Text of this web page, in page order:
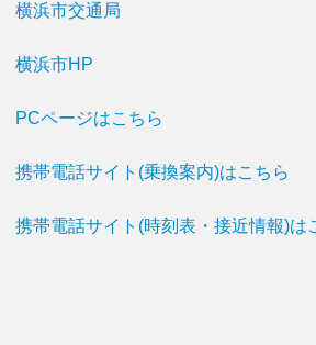
横浜市交通局
横浜市HP
PCページはこちら
携帯電話サイト(乗換案内)はこちら
携帯電話サイト(時刻表・接近情報)は